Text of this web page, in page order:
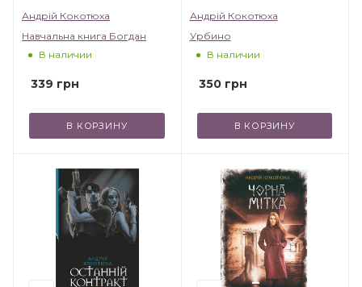
Андрій Кокотюха
Навчальна книга Богдан
В наличии
339 грн
В КОРЗИНУ
Андрій Кокотюха
Урбино
В наличии
350грн
В КОРЗИНУ